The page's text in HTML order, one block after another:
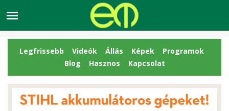
Legfrissebb Videók Állás Képek
Programok
Blog
Hasznos Kapcsolat